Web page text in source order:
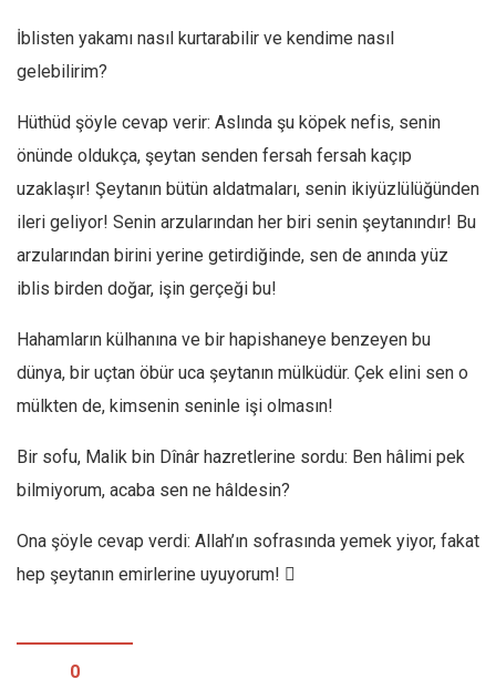
İblisten yakamı nasıl kurtarabilir ve kendime nasıl
gelebilirim?
Hüthüd şöyle cevap verir: Aslında şu köpek nefis, senin
önünde oldukça, şeytan senden fersah fersah kaçıp
uzaklaşır! Şeytanın bütün aldatmaları, senin ikiyüzlülüğünden
ileri geliyor! Senin arzularından her biri senin şeytanındır! Bu
arzularından birini yerine getirdiğinde, sen de anında yüz
iblis birden doğar, işin gerçeği bu!
Hahamların külhanına ve bir hapishaneye benzeyen bu
dünya, bir uçtan öbür uca şeytanın mülküdür. Çek elini sen o
mülkten de, kimsenin seninle işi olmasın!
Bir sofu, Malik bin Dînâr hazretlerine sordu: Ben hâlimi pek
bilmiyorum, acaba sen ne hâldesin?
Ona şöyle cevap verdi: Allah’ın sofrasında yemek yiyor, fakat
hep şeytanın emirlerine uyuyorum! 
0